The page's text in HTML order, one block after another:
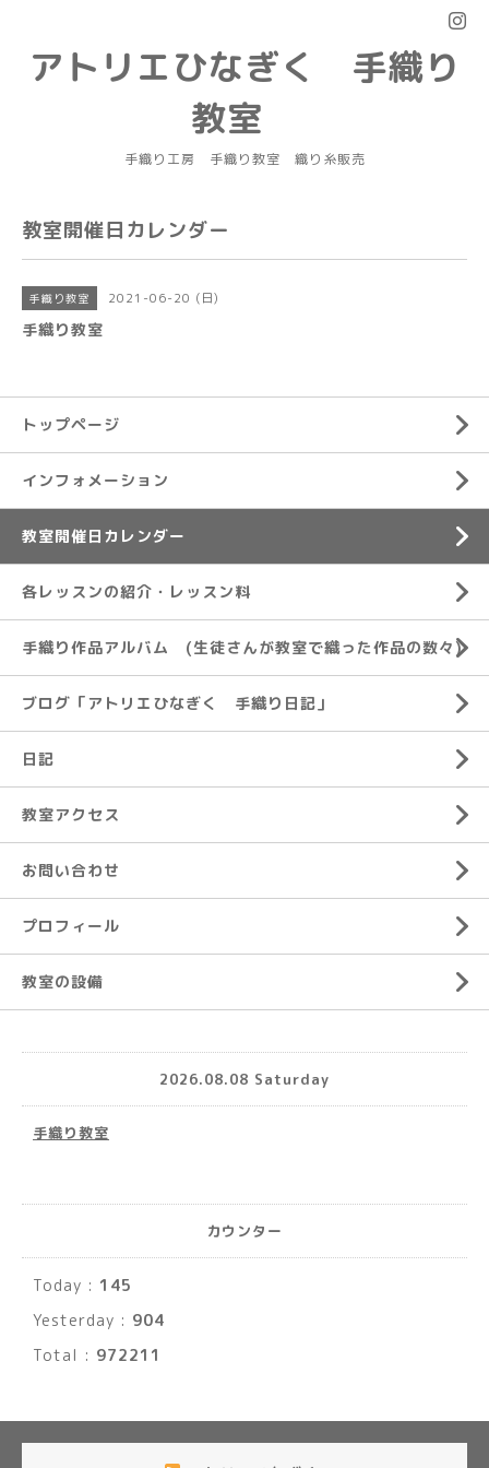
アトリエひなぎく 手織り
教室
手織り工房 手織り教室 織り糸販売
教室開催日カレンダー
手織り教室 2021-06-20 (日)
手織り教室
トップページ
インフォメーション
教室開催日カレンダー
各レッスンの紹介・レッスン料
手織り作品アルバム (生徒さんが教室で織った作品の数々)
ブログ「アトリエひなぎく 手織り日記」
日記
教室アクセス
お問い合わせ
プロフィール
教室の設備
2026.08.08 Saturday
手織り教室
カウンター
Today : 145
Yesterday : 904
Total : 972211